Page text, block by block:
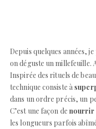
Depuis quelques années,
on déguste un millefeuille.
Inspirée des rituels de
technique consiste à
dans un ordre précis, un
C’est une façon de nourrir
les longueurs parfois